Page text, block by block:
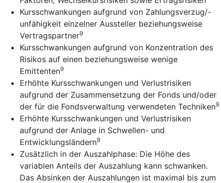
Kursschwankungen aufgrund von Zahlungsverzug/-
unfähigkeit einzelner Aussteller beziehungsweise
Vertragspartner9
Kursschwankungen aufgrund von Konzentration des
Risikos auf einen beziehungsweise wenige
Emittenten9
Erhöhte Kursschwankungen und Verlustrisiken
aufgrund der Zusammensetzung der Fonds und/oder
der für die Fondsverwaltung verwendeten Techniken9
Erhöhte Kursschwankungen und Verlustrisiken
aufgrund der Anlage in Schwellen- und
Entwicklungsländern9
Zusätzlich in der Auszahlphase: Die Höhe des
variablen Anteils der Auszahlung kann schwanken.
Das Absinken der Auszahlungen ist maximal bis zum